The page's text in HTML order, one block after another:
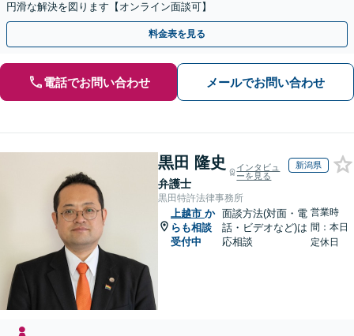
円滑な解決を図ります【オンライン面談可】
料金表を見る
電話でお問い合わせ メールでお問い合わせ
黒田 隆史
弁護士
インタビュ
ーを見る
新潟県
黒田特許法律事務所
上越市 か
らも相談
受付中
面談方法(対面・電
話・ビデオなど)は
応相談
営業時
間：本日
定休日